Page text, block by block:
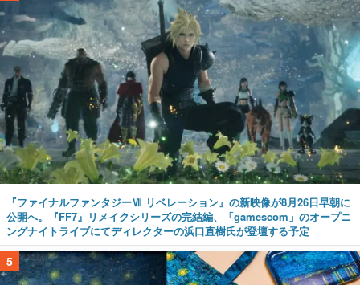
『ファイナルファンタジーⅦ リベレーション』の新映像が8月26日早朝に
公開へ。『FF7』リメイクシリーズの完結編、「gamescom」のオープニ
ングナイトライブにてディレクターの浜口直樹氏が登壇する予定
5